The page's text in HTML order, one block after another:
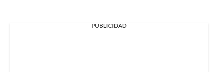
PUBLICIDAD